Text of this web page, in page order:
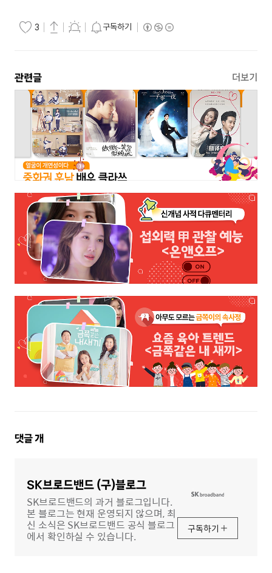
3 구독하기
관련글 더보기
댓
댓글개
SK브로드밴드 (구)블로그
SK브로드밴드의 과거 블로그입니다.
본 블로그는 현재 운영되지 않으며, 최
신 소식은 SK브로드밴드 공식 블로그
에서 확인하실 수 있습니다.
구독하기